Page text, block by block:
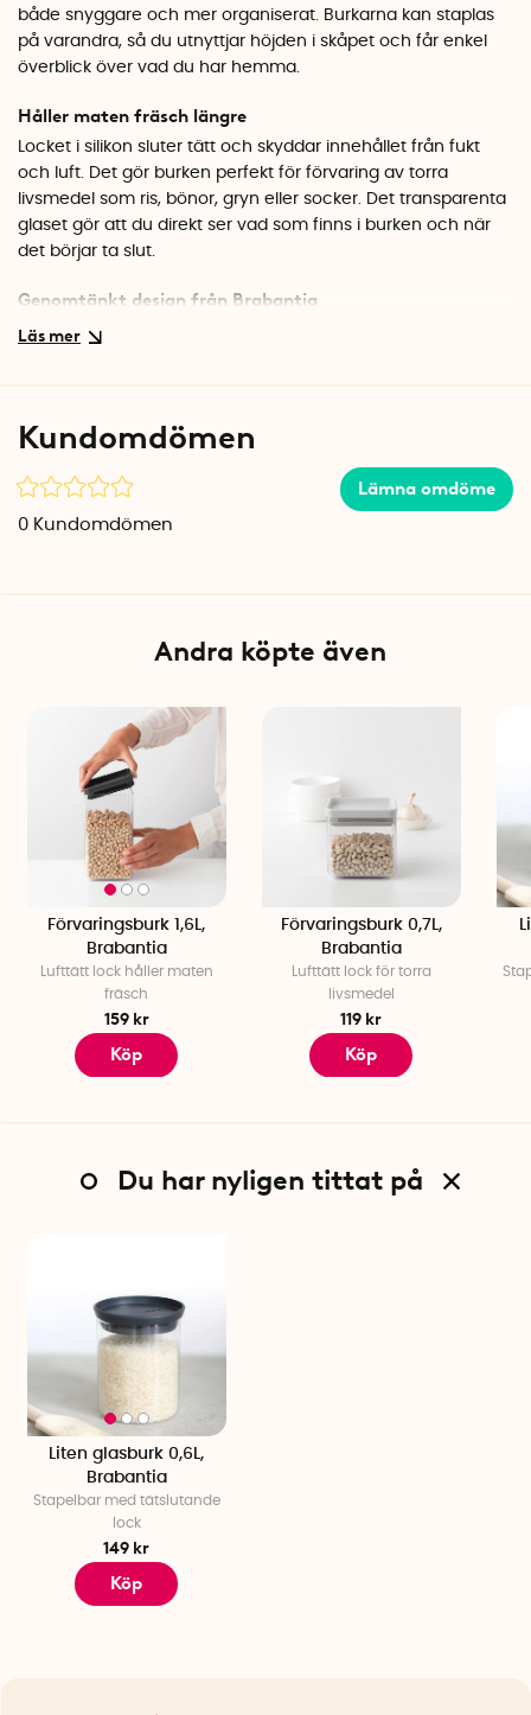
både snyggare och mer organiserat. Burkarna kan staplas
på varandra, så du utnyttjar höjden i skåpet och får enkel
överblick över vad du har hemma.
Håller maten fräsch längre
Locket i silikon sluter tätt och skyddar innehållet från fukt
och luft. Det gör burken perfekt för förvaring av torra
livsmedel som ris, bönor, gryn eller socker. Det transparenta
glaset gör att du direkt ser vad som finns i burken och när
det börjar ta slut.
Genomtänkt design från Brabantia
Glasburken är tillverkad i hållbart glas som tål diskmaskin,
samma serie för ett enhetligt och snyggt intryck.
Specifikationer
Volym: 0,6 liter
Kundomdömen
Lämna omdöme
0 Kundomdömen
Andra köpte även
Förvaringsburk 1,6L,
Brabantia
Lufttätt lock håller maten
fräsch
159 kr
Köp
Förvaringsburk 0,7L,
Brabantia
Lufttätt lock för torra
livsmedel
119 kr
Köp
Du har nyligen tittat på
Liten glasburk 0,6L,
Brabantia
Stapelbar med tätslutande
lock
149 kr
Köp